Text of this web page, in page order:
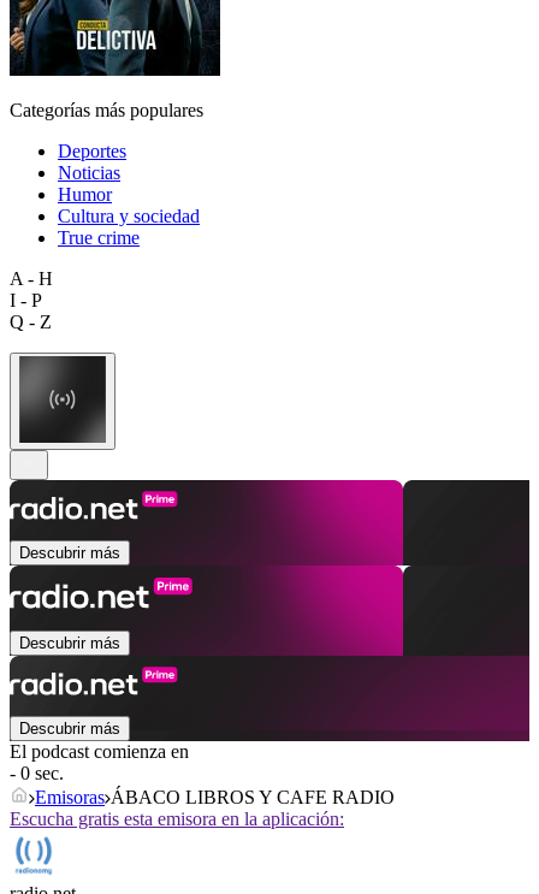
Categorías más populares
Deportes
Noticias
Humor
Cultura y sociedad
True crime
A - H
I - P
Q - Z
Descubrir más
Descubrir más
Descubrir más
El podcast comienza en
- 0 sec.
Emisoras ÁBACO LIBROS Y CAFE RADIO
Escucha gratis esta emisora en la aplicación: